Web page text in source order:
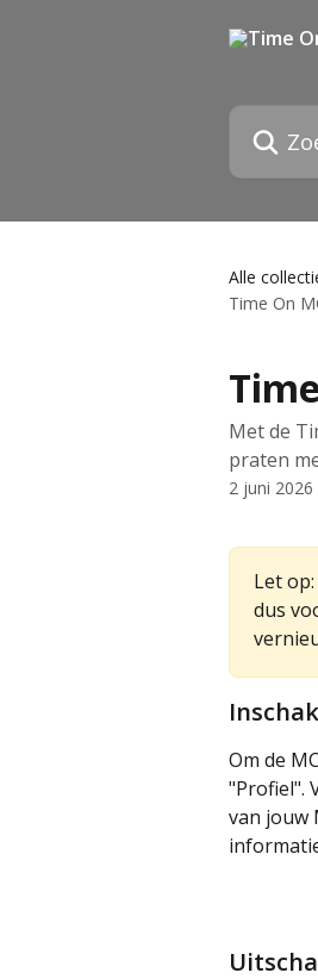
Zoeken
Alle
Time On
Met de
praten
2 juni 2026
Let
dus
Om de
"Profiel".
van jouw